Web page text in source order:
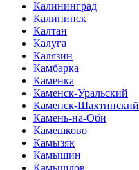
Калининград
Калининск
Калтан
Калуга
Калязин
Камбарка
Каменка
Каменск-Уральский
Каменск-Шахтинский
Камень-на-Оби
Камешково
Камызяк
Камышин
Камышлов